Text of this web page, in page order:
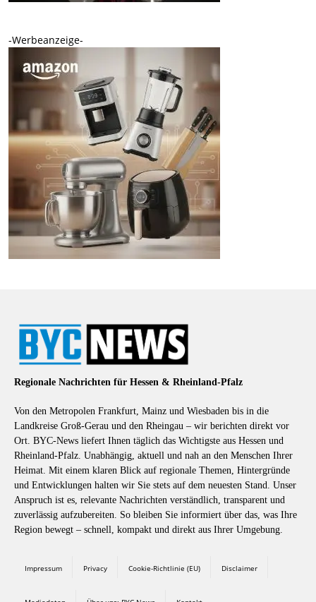
-Werbeanzeige-
Regionale Nachrichten für Hessen & Rheinland-Pfalz
Von den Metropolen Frankfurt, Mainz und Wiesbaden bis in die
Landkreise Groß-Gerau und den Rheingau – wir berichten direkt vor
Ort. BYC-News liefert Ihnen täglich das Wichtigste aus Hessen und
Rheinland-Pfalz. Unabhängig, aktuell und nah an den Menschen Ihrer
Heimat. Mit einem klaren Blick auf regionale Themen, Hintergründe
und Entwicklungen halten wir Sie stets auf dem neuesten Stand. Unser
Anspruch ist es, relevante Nachrichten verständlich, transparent und
zuverlässig aufzubereiten. So bleiben Sie informiert über das, was Ihre
Region bewegt – schnell, kompakt und direkt aus Ihrer Umgebung.
Impressum Privacy Cookie-Richtlinie (EU) Disclaimer